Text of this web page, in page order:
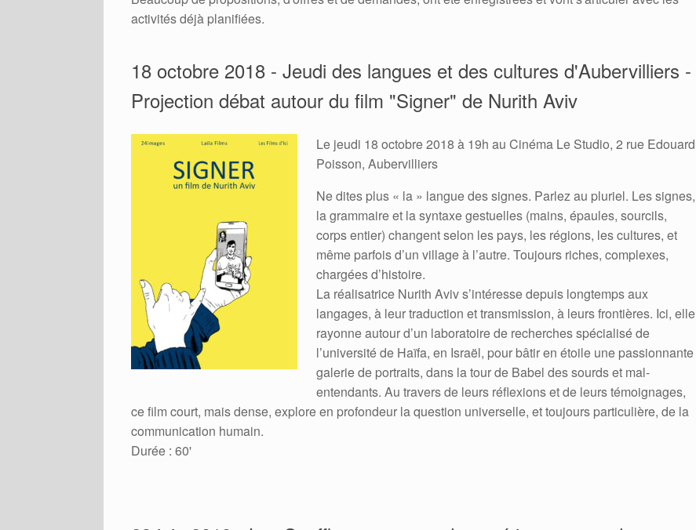
activités déjà planifiées.
18 octobre 2018 - Jeudi des langues et des cultures d'Aubervilliers -
Projection débat autour du film "Signer" de Nurith Aviv
Le jeudi 18 octobre 2018 à 19h au Cinéma Le Studio, 2 rue Edouard
Poisson, Aubervilliers
Ne dites plus « la » langue des signes. Parlez au pluriel. Les signes,
la grammaire et la syntaxe gestuelles (mains, épaules, sourcils,
corps entier) changent selon les pays, les régions, les cultures, et
même parfois d’un village à l’autre. Toujours riches, complexes,
chargées d’histoire.
La réalisatrice Nurith Aviv s’intéresse depuis longtemps aux
langages, à leur traduction et transmission, à leurs frontières. Ici, elle
rayonne autour d’un laboratoire de recherches spécialisé de
l’université de Haïfa, en Israël, pour bâtir en étoile une passionnante
galerie de portraits, dans la tour de Babel des sourds et mal­
entendants. Au travers de leurs réflexions et de leurs témoignages,
ce film court, mais dense, explore en profondeur la question universelle, et toujours particulière, de la
communication humain.
Durée : 60'